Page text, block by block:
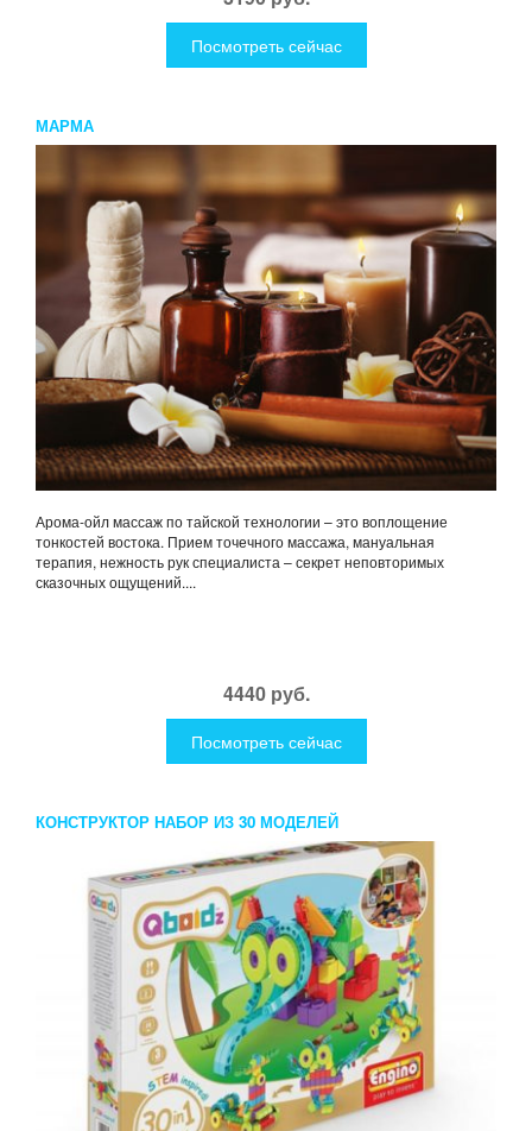
Посмотреть сейчас
МАРМА
Арома-ойл массаж по тайской технологии – это воплощение
тонкостей востока. Прием точечного массажа, мануальная
терапия, нежность рук специалиста – секрет неповторимых
сказочных ощущений....
4440 руб.
Посмотреть сейчас
КОНСТРУКТОР НАБОР ИЗ 30 МОДЕЛЕЙ